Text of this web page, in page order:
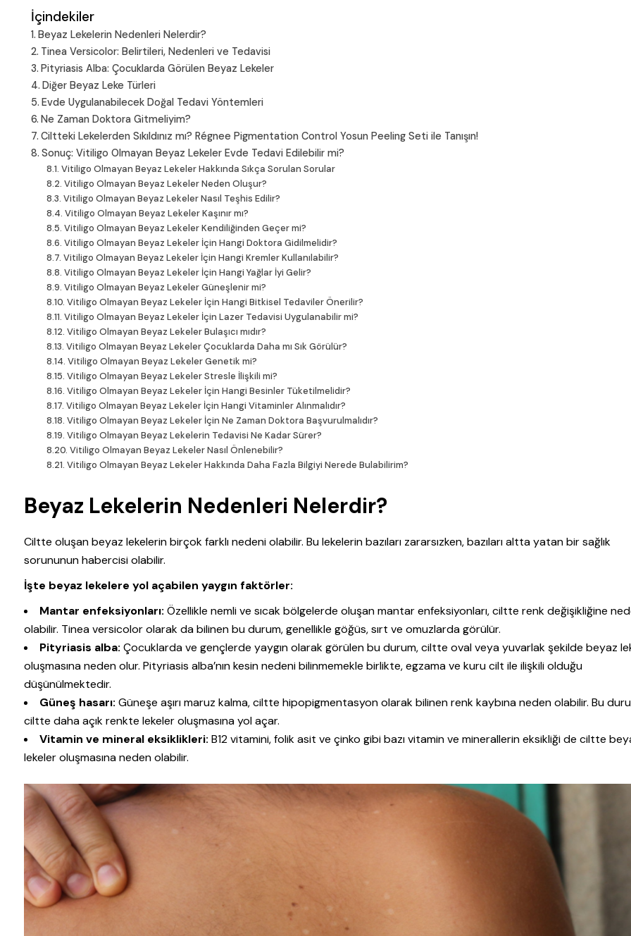
İçindekiler
Beyaz Lekelerin Nedenleri Nelerdir?
Tinea Versicolor: Belirtileri, Nedenleri ve Tedavisi
Pityriasis Alba: Çocuklarda Görülen Beyaz Lekeler
Diğer Beyaz Leke Türleri
Evde Uygulanabilecek Doğal Tedavi Yöntemleri
Ne Zaman Doktora Gitmeliyim?
Ciltteki Lekelerden Sıkıldınız mı? Régnee Pigmentation Control Yosun Peeling Seti ile Tanışın!
Sonuç: Vitiligo Olmayan Beyaz Lekeler Evde Tedavi Edilebilir mi?
Vitiligo Olmayan Beyaz Lekeler Hakkında Sıkça Sorulan Sorular
Vitiligo Olmayan Beyaz Lekeler Neden Oluşur?
Vitiligo Olmayan Beyaz Lekeler Nasıl Teşhis Edilir?
Vitiligo Olmayan Beyaz Lekeler Kaşınır mı?
Vitiligo Olmayan Beyaz Lekeler Kendiliğinden Geçer mi?
Vitiligo Olmayan Beyaz Lekeler İçin Hangi Doktora Gidilmelidir?
Vitiligo Olmayan Beyaz Lekeler İçin Hangi Kremler Kullanılabilir?
Vitiligo Olmayan Beyaz Lekeler İçin Hangi Yağlar İyi Gelir?
Vitiligo Olmayan Beyaz Lekeler Güneşlenir mi?
Vitiligo Olmayan Beyaz Lekeler İçin Hangi Bitkisel Tedaviler Önerilir?
Vitiligo Olmayan Beyaz Lekeler İçin Lazer Tedavisi Uygulanabilir mi?
Vitiligo Olmayan Beyaz Lekeler Bulaşıcı mıdır?
Vitiligo Olmayan Beyaz Lekeler Çocuklarda Daha mı Sık Görülür?
Vitiligo Olmayan Beyaz Lekeler Genetik mi?
Vitiligo Olmayan Beyaz Lekeler Stresle İlişkili mi?
Vitiligo Olmayan Beyaz Lekeler İçin Hangi Besinler Tüketilmelidir?
Vitiligo Olmayan Beyaz Lekeler İçin Hangi Vitaminler Alınmalıdır?
Vitiligo Olmayan Beyaz Lekeler İçin Ne Zaman Doktora Başvurulmalıdır?
Vitiligo Olmayan Beyaz Lekelerin Tedavisi Ne Kadar Sürer?
Vitiligo Olmayan Beyaz Lekeler Nasıl Önlenebilir?
Vitiligo Olmayan Beyaz Lekeler Hakkında Daha Fazla Bilgiyi Nerede Bulabilirim?
Beyaz Lekelerin Nedenleri Nelerdir?
Ciltte oluşan beyaz lekelerin birçok farklı nedeni olabilir. Bu lekelerin bazıları zararsızken, bazıları altta yatan bir sağlık
sorununun habercisi olabilir.
İşte beyaz lekelere yol açabilen yaygın faktörler:
Mantar enfeksiyonları: Özellikle nemli ve sıcak bölgelerde oluşan mantar enfeksiyonları, ciltte renk değişikliğine
olabilir. Tinea versicolor olarak da bilinen bu durum, genellikle göğüs, sırt ve omuzlarda görülür.
Pityriasis alba: Çocuklarda ve gençlerde yaygın olarak görülen bu durum, ciltte oval veya yuvarlak şekilde beyaz
oluşmasına neden olur. Pityriasis alba’nın kesin nedeni bilinmemekle birlikte, egzama ve kuru cilt ile ilişkili olduğu
düşünülmektedir.
Güneş hasarı: Güneşe aşırı maruz kalma, ciltte hipopigmentasyon olarak bilinen renk kaybına neden olabilir. Bu
ciltte daha açık renkte lekeler oluşmasına yol açar.
Vitamin ve mineral eksiklikleri: B12 vitamini, folik asit ve çinko gibi bazı vitamin ve minerallerin eksikliği de ciltte
lekeler oluşmasına neden olabilir.